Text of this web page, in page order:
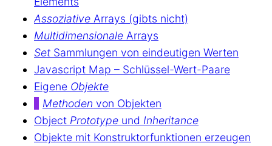
Assoziative Arrays (gibts nicht)
Multidimensionale Arrays
Set Sammlungen von eindeutigen Werten
Javascript Map – Schlüssel-Wert-Paare
Eigene Objekte
Methoden von Objekten
Object Prototype und Inheritance
Objekte mit Konstruktorfunktionen erzeugen